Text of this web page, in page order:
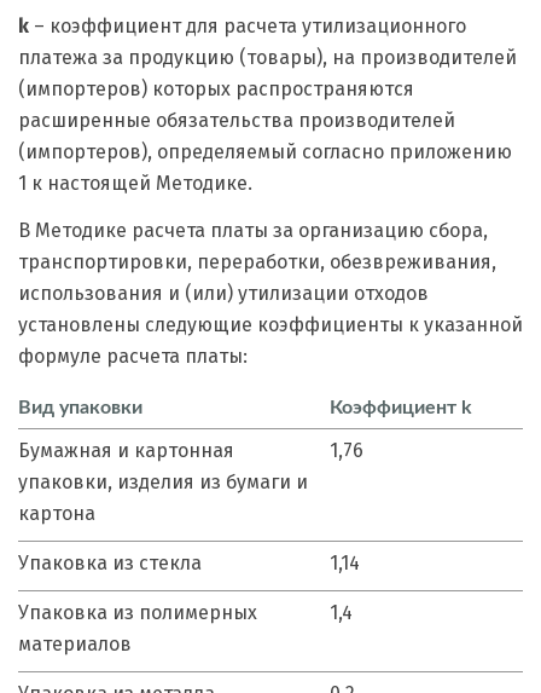
k – коэффициент для расчета утилизационного
платежа за продукцию (товары), на производителей
(импортеров) которых распространяются
расширенные обязательства производителей
(импортеров), определяемый согласно приложению
1 к настоящей Методике.
В Методике расчета платы за организацию сбора,
транспортировки, переработки, обезвреживания,
использования и (или) утилизации отходов
установлены следующие коэффициенты к указанной
формуле расчета платы:
Вид упаковки Коэффициент k
Бумажная и картонная
упаковки, изделия из бумаги и
картона
1,76
Упаковка из стекла 1,14
Упаковка из полимерных
материалов
1,4